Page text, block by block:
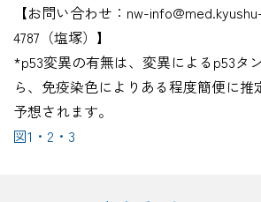
【お問い合わせ：nw-
4787（塩塚）】
*p53変異の有無は、変異によるp53タ
ら、免疫染色によりある程度簡便に推
予想されます。
図1・2・3